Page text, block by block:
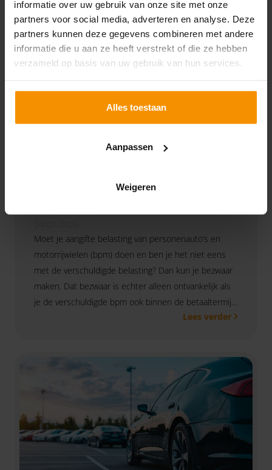
informatie over uw gebruik van onze site met onze
partners voor social media, adverteren en analyse. Deze
partners kunnen deze gegevens combineren met andere
informatie die u aan ze heeft verstrekt of die ze hebben
verzameld op basis van uw gebruik van hun services.
Alles toestaan
Aanpassen
Weigeren
aangifte zonder tijdige
Moet je aangifte belasting van personenauto’s en
motorrijwielen (bpm) doen en ben je het niet eens
met de verschuldigde belasting? Dan kun je bezwaar
maken. Dat bezwaar is echter alleen ontvankelijk als
je de verschuldigde bpm ook binnen de betaaltermijn
voldoet. Dat bevestigde de Hoge Raad in een zaak
Lees verder